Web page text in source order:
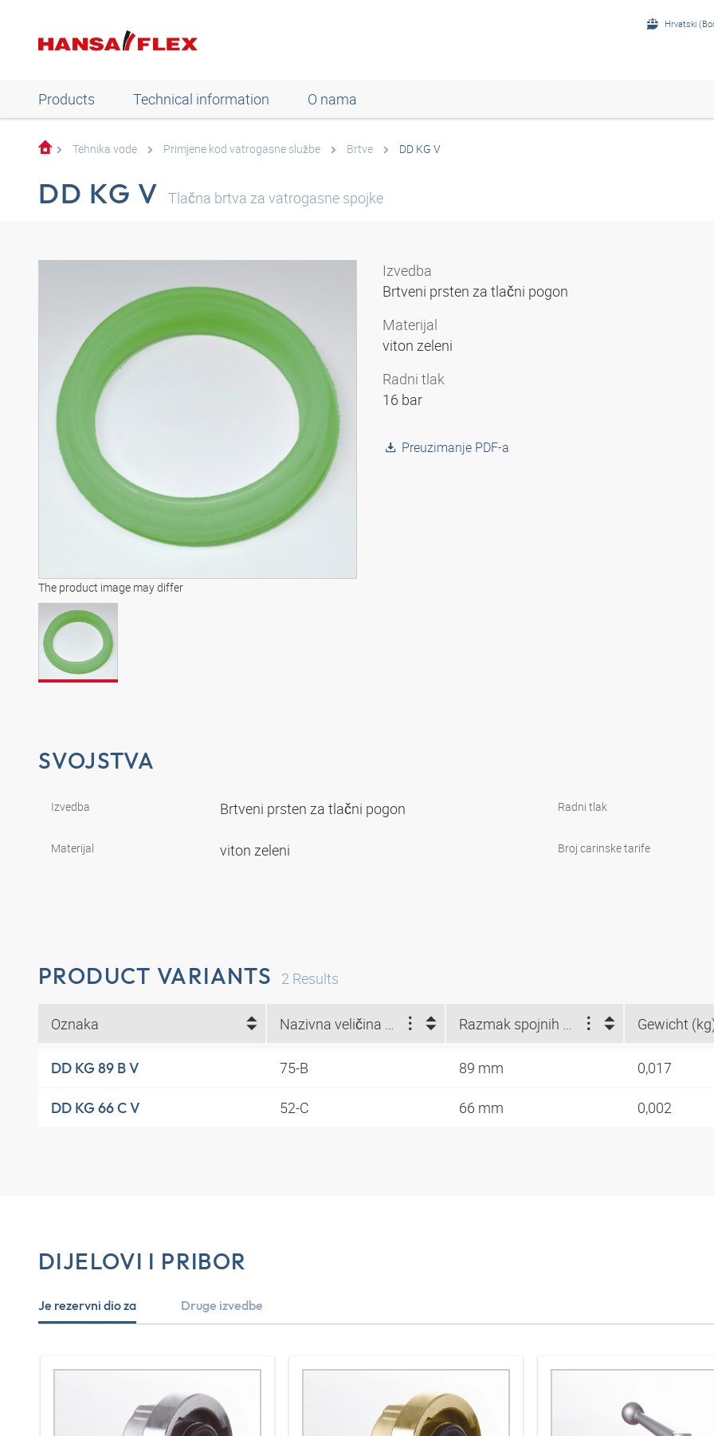
Hrvatski
Products Technical information O nama
Tehnika vode Primjene kod vatrogasne službe Brtve DD KG V
DD KG V Tlačna brtva za vatrogasne spojke
The product image may differ
Izvedba
Brtveni prsten za tlačni pogon
Materijal
viton zeleni
Radni tlak
16 bar
Preuzimanje PDF-a
SVOJSTVA
Izvedba Brtveni prsten za tlačni pogon
Materijal viton zeleni
Radni tlak
Broj carinske tarife
PRODUCT VARIANTS 2 Results
Oznaka Gewicht
DD KG 89 B V 75-B 89 mm 0,017
DD KG 66 C V 52-C 66 mm 0,002
DIJELOVI I PRIBOR
Je rezervni dio za Druge izvedbe